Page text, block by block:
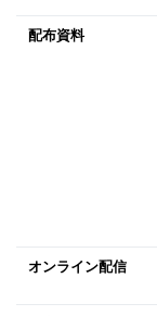
配布資料
オンライン配信